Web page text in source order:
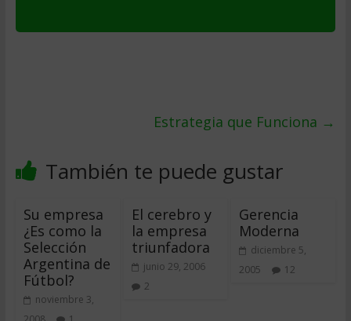
Estrategia que Funciona →
También te puede gustar
Su empresa
¿Es como la
Selección
Argentina de
Fútbol?
noviembre 3,
El cerebro y
la empresa
triunfadora
junio 29, 2006
2
Gerencia
Moderna
diciembre 5,
2005
12